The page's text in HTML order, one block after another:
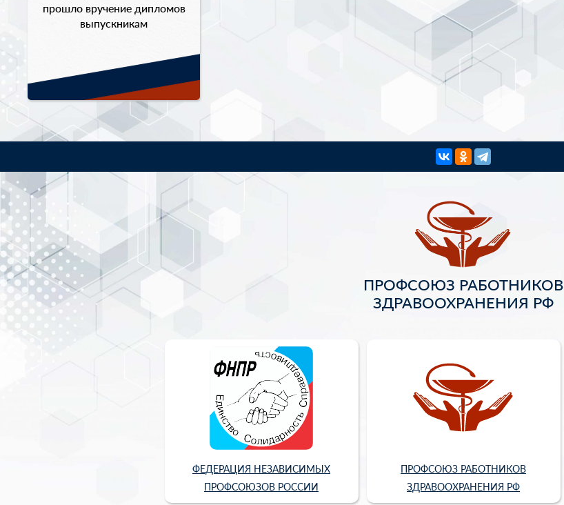
прошло вручение дипломов
выпускникам
ПРОФСОЮЗ РАБОТНИКОВ
ЗДРАВООХРАНЕНИЯ РФ
ФЕДЕРАЦИЯ НЕЗАВИСИМЫХ
ПРОФСОЮЗОВ РОССИИ
ПРОФСОЮЗ РАБОТНИКОВ
ЗДРАВООХРАНЕНИЯ РФ